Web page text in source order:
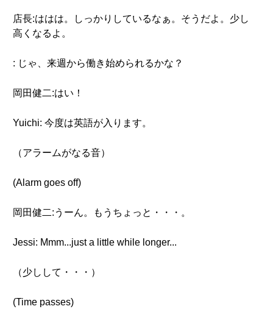
店長:ははは。しっかりしているなぁ。そうだよ。少し
高くなるよ。
: じゃ、来週から働き始められるかな？
岡田健二:はい！
Yuichi: 今度は英語が入ります。
（アラームがなる音）
(Alarm goes off)
岡田健二:うーん。もうちょっと・・・。
Jessi: Mmm...just a little while longer...
（少しして・・・）
(Time passes)